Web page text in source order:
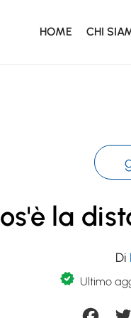
HOME CHI
la
Di
Ultimo